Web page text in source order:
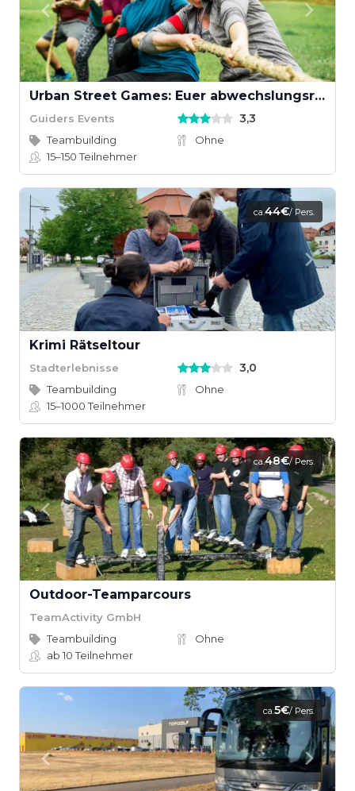
Urban Street Games: Euer abwechslungsreiches Teamevent
Guiders Events 3,3
Teambuilding
Ohne
15–150Teilnehmer
ca.44€/ Pers.
Krimi Rätseltour
Stadterlebnisse 3,0
Teambuilding
Ohne
15–1000Teilnehmer
ca.48€/ Pers.
Outdoor-Teamparcours
TeamActivity GmbH
Teambuilding
Ohne
ab 10Teilnehmer
ca.5€/ Pers.